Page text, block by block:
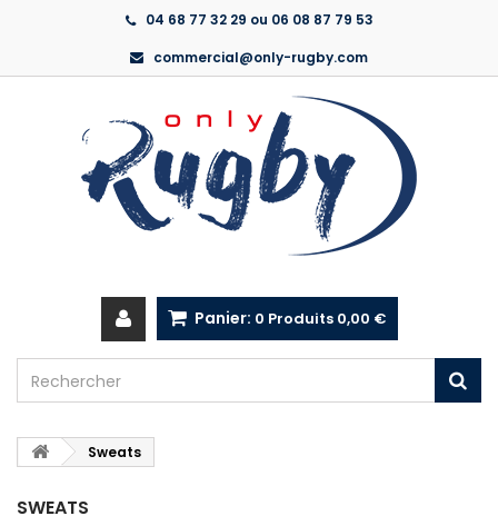
04 68 77 32 29 ou 06 08 87 79 53
commercial@only-rugby.com
Panier: 0 Produits 0,00 €
Sweats
SWEATS